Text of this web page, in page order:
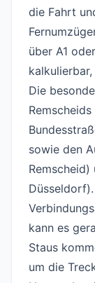
die Fahrt
über A1
Die
sowie den
kann es
Staus
um die